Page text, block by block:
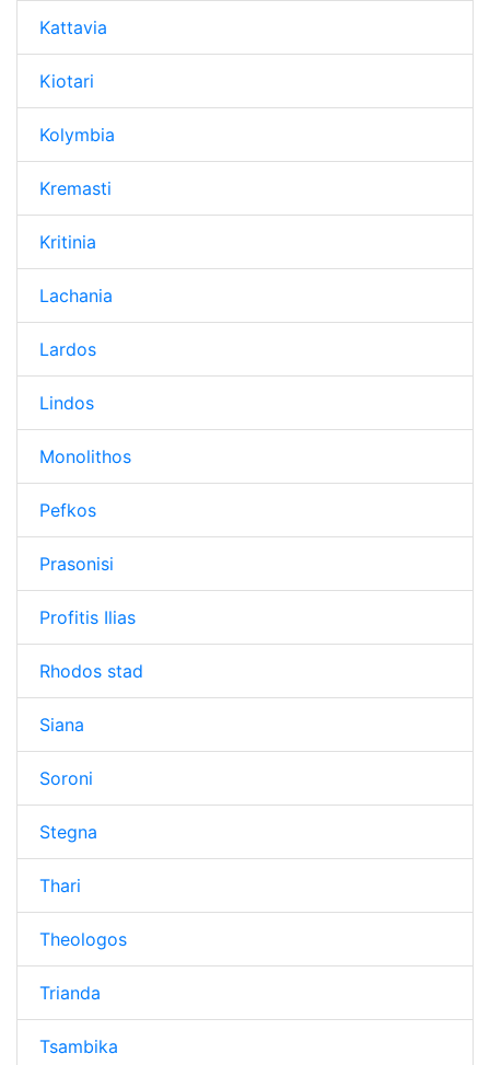
Kattavia
Kiotari
Kolymbia
Kremasti
Kritinia
Lachania
Lardos
Lindos
Monolithos
Pefkos
Prasonisi
Profitis Ilias
Rhodos stad
Siana
Soroni
Stegna
Thari
Theologos
Trianda
Tsambika